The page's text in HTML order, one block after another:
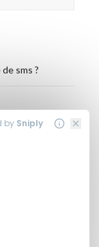
sms ?
SMS à gratter